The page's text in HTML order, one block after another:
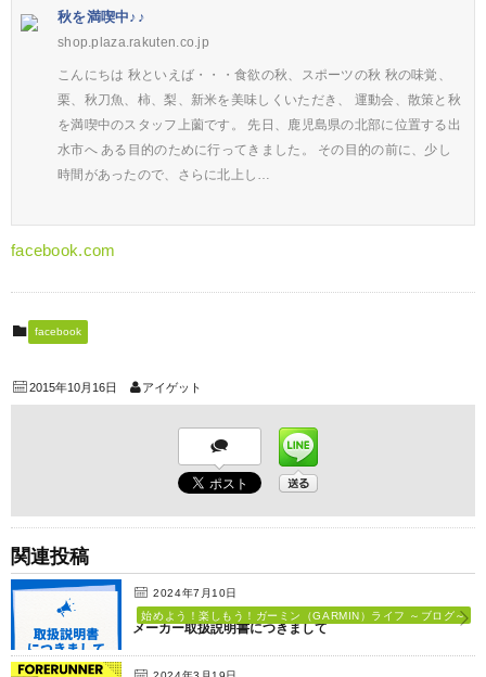
秋を満喫中♪♪
shop.plaza.rakuten.co.jp
こんにちは 秋といえば・・・食欲の秋、スポーツの秋 秋の味覚、
栗、秋刀魚、柿、梨、新米を美味しくいただき、 運動会、散策と秋
を満喫中のスタッフ上薗です。 先日、鹿児島県の北部に位置する出
水市へ ある目的のために行ってきました。 その目的の前に、少し
時間があったので、さらに北上し…
facebook.com
facebook
2015年10月16日 アイゲット
関連投稿
2024年7月10日
始めよう！楽しもう！ガーミン（GARMIN）ライフ ～ブログ～
メーカー取扱説明書につきまして